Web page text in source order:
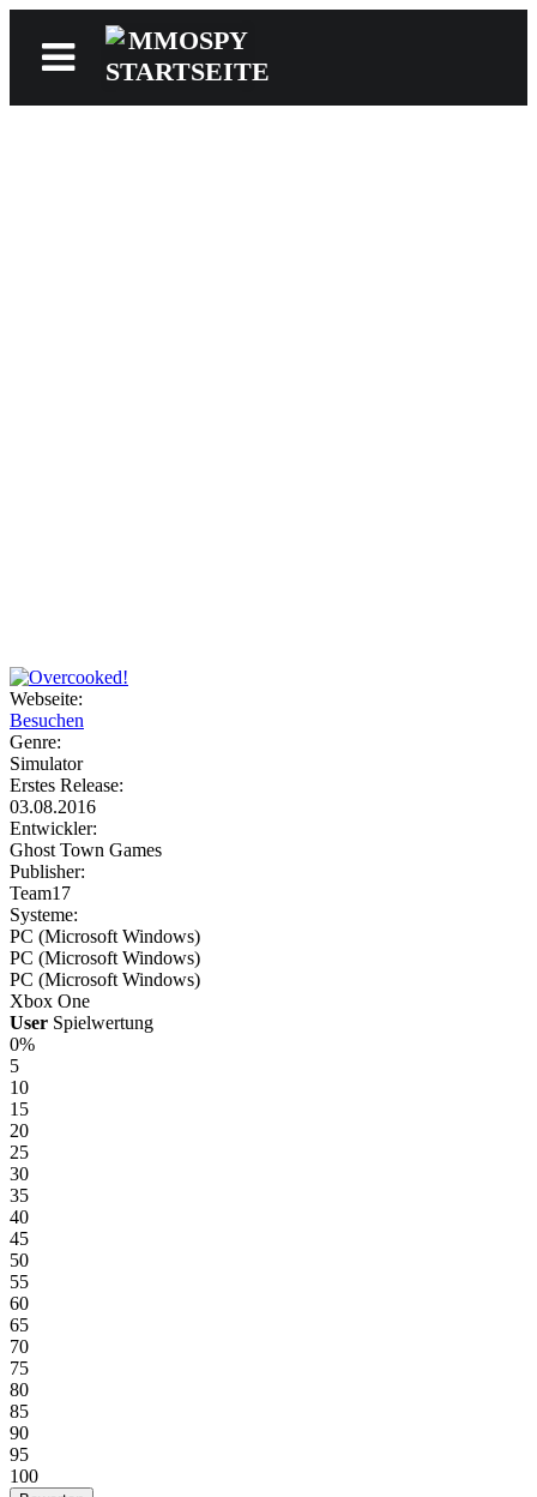
Webseite:
Besuchen
Genre:
Simulator
Erstes Release:
03.08.2016
Entwickler:
Ghost Town Games
Publisher:
Team17
Systeme:
PC (Microsoft Windows)
PC (Microsoft Windows)
PC (Microsoft Windows)
Xbox One
User Spielwertung
0%
5
10
15
20
25
30
35
40
45
50
55
60
65
70
75
80
85
90
95
100